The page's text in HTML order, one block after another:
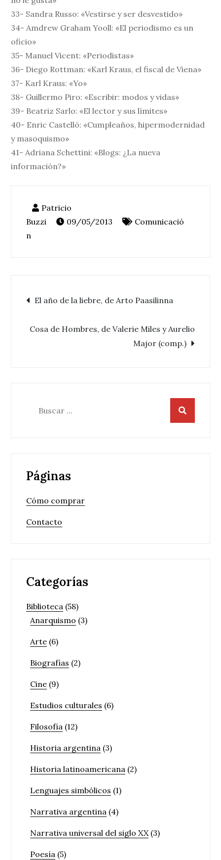
33- Sandra Russo: «Vestirse y ser desvestido»
34- Amdrew Graham Yooll: «El periodismo es un
oficio»
35- Manuel Vicent: «Periodistas»
36- Diego Rottman: «Karl Kraus, el fiscal de Viena»
37- Karl Kraus: «Yo»
38- Guillermo Piro: «Escribir: modos y vidas»
39- Beatriz Sarlo: «El lector y sus límites»
40- Enric Castelló: «Cumpleaños, hipermodernidad
y masoquismo»
41- Adriana Schettini: «Blogs: ¿La nueva
información?»
09/05/2013
Comunicació
n
Navegación
de
El año de la liebre, de Arto Paasilinna
Cosa de Hombres, de Valerie Miles y Aurelio
Major (comp.)
Páginas
Cómo comprar
Contacto
Categorías
Biblioteca (58)
Anarquismo (3)
Arte (6)
Biografías (2)
Cine (9)
Estudios culturales (6)
Filosofía (12)
Historia argentina (3)
Historia latinoamericana (2)
Lenguajes simbólicos (1)
Narrativa argentina (4)
Narrativa universal del siglo XX(3)
Poesía (5)